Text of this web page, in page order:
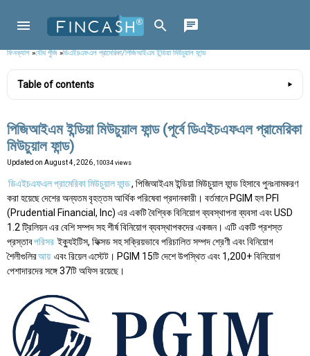
ফিনক্যাশ»যৌথ পুঁজি»ডিএইচএফএল প্রামেরিকা/পিজিআইএম ইন্ডিয়া মিউচুয়াল ফান্ড
Table of contents
পিজিআইএম ইন্ডিয়া মিউচুয়াল ফান্ড (পূর্বে ডিএইচএফএল প্রামেরিকা
মিউচুয়াল ফান্ড)
Updated on August 4, 2026 , 10034 views
ডিএইচএফএল প্রামেরিকা মিউচুয়াল ফান্ড, পিজিআইএম ইন্ডিয়া মিউচুয়াল ফান্ড হিসাবে পুনঃনামকরণ
করা হয়েছে দেশের অন্যতম বৃহত্তম আর্থিক পরিষেবা প্রদানকারী। বর্তমানে PGIM হল PFI
(Prudential Financial, Inc) এর একটি বৈশ্বিক বিনিয়োগ ব্যবস্থাপনা ব্যবসা এবং USD
1.2 ট্রিলিয়ন এর বেশি সম্পদ সহ শীর্ষ বিনিয়োগ ব্যবস্থাপকদের একজন। এটি একটি প্রশস্ত
প্রস্তাবপরিসর ইক্যুইটিস, ফিক্সড সহ সক্রিয়ভাবে পরিচালিত সম্পদ শ্রেণী এবং বিনিয়োগ
শৈলীগুলিরআয় এবং রিয়েল এস্টেট। PGIM 15টি দেশে উপস্থিত এবং 1,200+ বিনিয়োগ
পেশাদারদের সঙ্গে 37টি অফিস রয়েছে।